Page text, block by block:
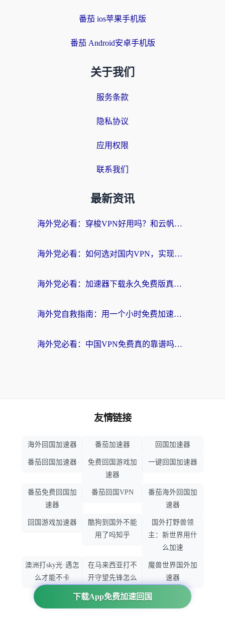
番茄 ios苹果手机版
番茄 Android安卓手机版
关于我们
服务条款
隐私协议
应用权限
联系我们
最新资讯
海外党必看：穿梭VPN好用吗？和云帆VPN对比哪个回国效果更好？附真实测评+避坑指南
海外党必看：如何选对国内VPN，实现无缝访问国内资源？
海外党必看：加速器下载永久免费版真的存在吗？教你无缝访问国内资源的正确姿势
海外党自救指南：用一个小时免费加速器，轻松打破国内资源访问壁垒？
海外党必看：中国VPN免费真的靠谱吗？手把手教你选对回国加速器
下载App免费加速回国
友情链接
海外回国加速器 番茄加速器 回国加速器
番茄回国加速器
免费回国游戏加
速器
一键回国加速器
番茄免费回国加
速器
番茄回国VPN
番茄海外回国加
速器
回国游戏加速器
酷狗到国外不能
用了吗知乎
国外打野兽领
主：新世界用什
么加速
澳洲打sky光·遇怎
么才能不卡
在马来西亚打不
开守望先锋怎么
办
魔兽世界国外加
速器